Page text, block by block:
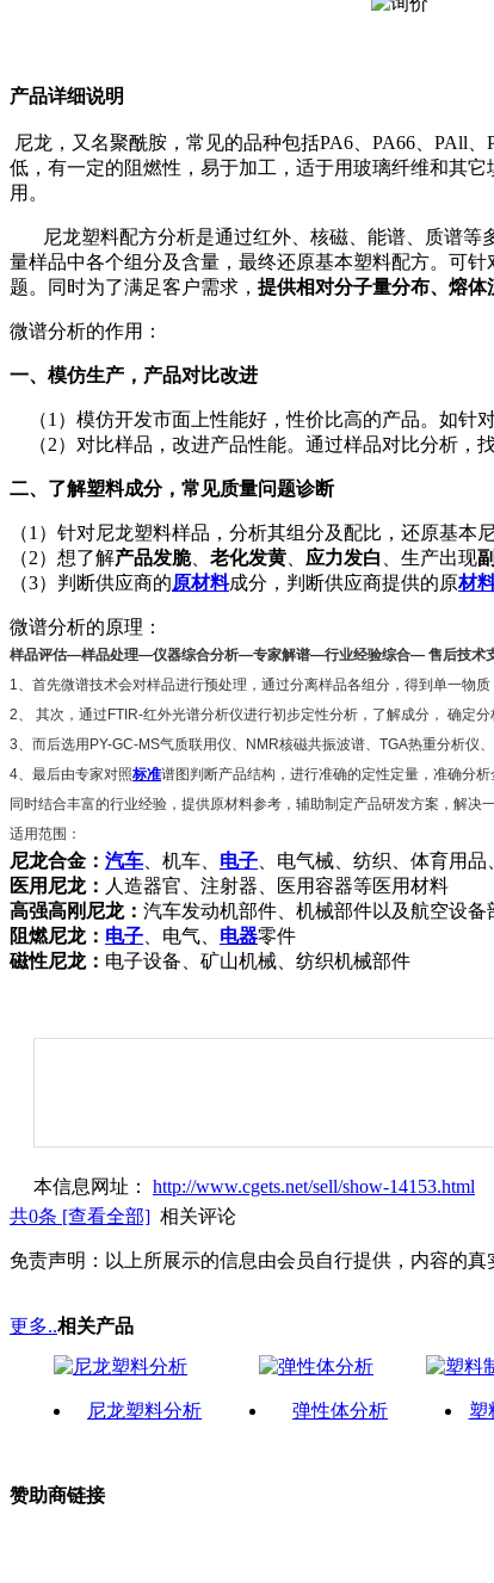
产品详细说明
尼龙，又名聚酰胺，常见的品种包括PA6、PA66、PAll
低，有一定的阻燃性，易于加工，适于用玻璃纤维和其
用。
尼龙塑料配方分析是通过红外、核磁、能谱、质谱等
量样品中各个组分及含量，最终还原基本塑料配方。可针
题。同时为了满足客户需求， 提供相对分子量分布、熔
微谱分析的作用：
一、模仿生产，产品对比改进
（1） 模仿开发市面上性能好，性价比高的产品。如针
（2） 对比样品，改进产品性能。 通过样品对比分析，
二、了解塑料成分，常见质量问题诊断
（1）针对尼龙塑料样品，分析其组分及配比，还原基本尼
（2）想了解产品发脆、 老化发黄、 应力发白 、生产出现
（3）判断供应商的原材料成分，判断供应商提供的原材
微谱分析的原理：
样品评估―样品处理―仪器综合分析―专家解谱―行业经验综合― 售后技术
1、首先微谱技术会对样品进行预处理，通过分离样品各组分，得到单一物质
2、 其次，通过FTIR-红外光谱分析仪进行初步定性分析，了解成分， 确定分
3、而后选用 PY-GC-MS气质联用仪、NMR核磁共振波谱、TGA热重分析仪
4、最后由专家对照标准谱图判断产品结构，进行准确的定性定量，准确分
同时结合丰富的行业经验，提供原材料参考，辅助制定产品研发方案，解决
适用范围：
尼龙合金： 汽车、机车、 电子、电气械、纺织、体育用品
医用尼龙： 人造器官、注射器、医用容器等医用材料
高强高刚尼龙： 汽车发动机部件、机械部件以及航空设备
阻燃尼龙： 电子、电气、 电器零件
磁性尼龙： 电子设备、矿山机械、纺织机械部件
本信息网址： http://www.cgets.net/sell/show-14153.html
共0条 [查看全部] 相关评论
免责声明：以上所展示的信息由会员自行提供，内容的
更多..相关产品
尼龙塑料分析 弹性体分析
塑
赞助商链接